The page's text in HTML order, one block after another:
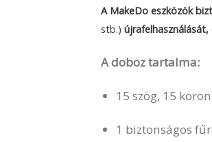
A MakeDo eszközök
stb.) újrafelhasználását,
A doboz tartalma:
15 szög, 15
1 biztonságos